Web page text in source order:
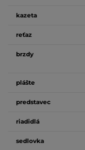
kazeta
reťaz
brzdy
plášte
predstavec
riadidlá
sedlovka